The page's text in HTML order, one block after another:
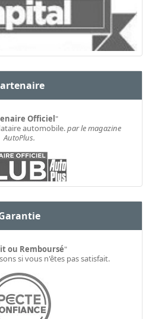
Officiel"
automobile.par le magazine
AutoPlus.
ou Remboursé"
si vous n'êtes pas satisfait.